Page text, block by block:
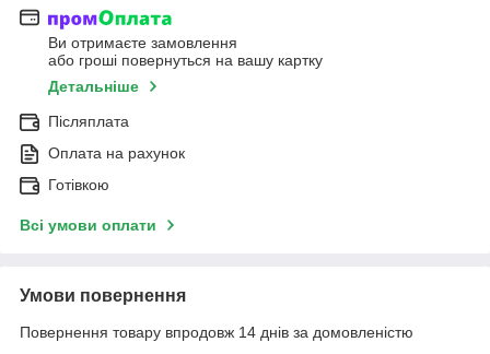
Ви отримаєте замовлення
або гроші повернуться на вашу картку
Детальніше
Післяплата
Оплата на рахунок
Готівкою
Всі умови оплати
Умови повернення
Повернення товару впродовж 14 днів за домовленістю